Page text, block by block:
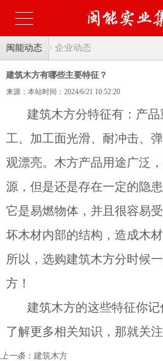
闽能动态 企业动态
建筑木方有哪些主要特征？
来源：本站时间：2024/6/21 10:52:20
建筑木方分特征有：产品
工、加工面光滑、耐冲击、
观漂亮。木方产品用途广泛
源，但是还是存在一定的隐
它是易燃物体，并且很容易
坏木材内部的结构，造成木
所以，选购建筑木方分时候
方！
建筑木方的这些特征你记
了解更多相关知识，那就关注
上一条： 建筑木方